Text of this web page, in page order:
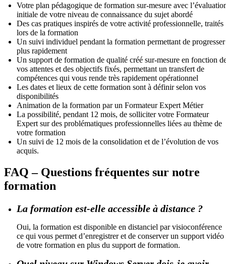
Votre plan pédagogique de formation sur-mesure avec
initiale de votre niveau de connaissance du sujet abordé
Des cas pratiques inspirés de votre activité professionnelle, traités
lors de la formation
Un suivi individuel pendant la formation permettant de progresser
plus rapidement
Un support de formation de qualité créé sur-mesure en fonction
vos attentes et des objectifs fixés, permettant un transfert de
compétences qui vous rende très rapidement opérationnel
Les dates et lieux de cette formation sont à définir selon vos
disponibilités
Animation de la formation par un Formateur Expert Métier
La possibilité, pendant 12 mois, de solliciter votre Formateur
Expert sur des problématiques professionnelles liées au thème de
votre formation
Un suivi de 12 mois de la consolidation et de l’évolution de vos
acquis.
FAQ – Questions fréquentes sur notre
formation
La formation est-elle accessible à distance ?
Oui, la formation est disponible en distanciel par visioconférence
ce qui vous permet d’enregistrer et de conserver un support vidéo
de votre formation en plus du support de formation.